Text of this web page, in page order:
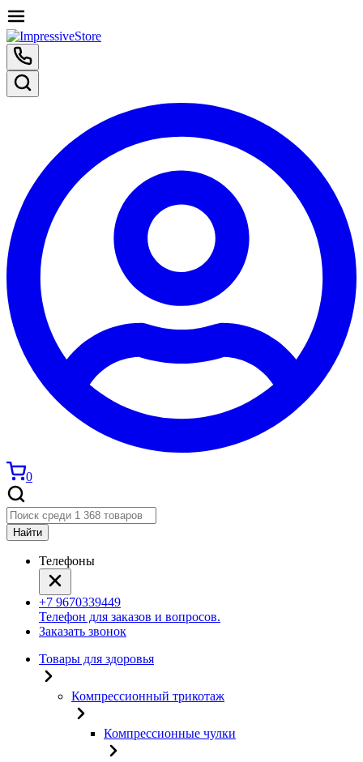
0
Найти
Телефоны
+7 9670339449
Телефон для заказов и вопросов.
Заказать звонок
Товары для здоровья
Компрессионный трикотаж
Компрессионные чулки